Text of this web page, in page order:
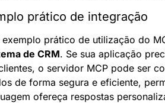
prático de integração
exemplo prático de utilização do
de CRM. Se sua aplicação
o servidor MCP pode ser
de forma segura e eficiente,
ofereça respostas